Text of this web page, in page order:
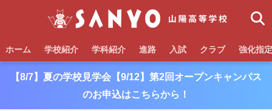
ホーム 学校紹介 学科紹介 進路 入試 クラブ 強化指
【8/7】夏の学校見学会【9/12】第2回オープンキャンパス
のお申込はこちらから！